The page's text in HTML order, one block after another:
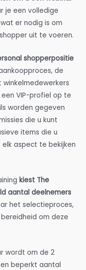
je een volledige
er nodig is om
uit te voeren.
shopperpositie
de
VIP-profiel op te
worden gegeven
die u kunt
items die u
aspect te bekijken
kiest The
aantal deelnemers
het selectieproces,
om deze
wordt om de 2
beperkt aantal